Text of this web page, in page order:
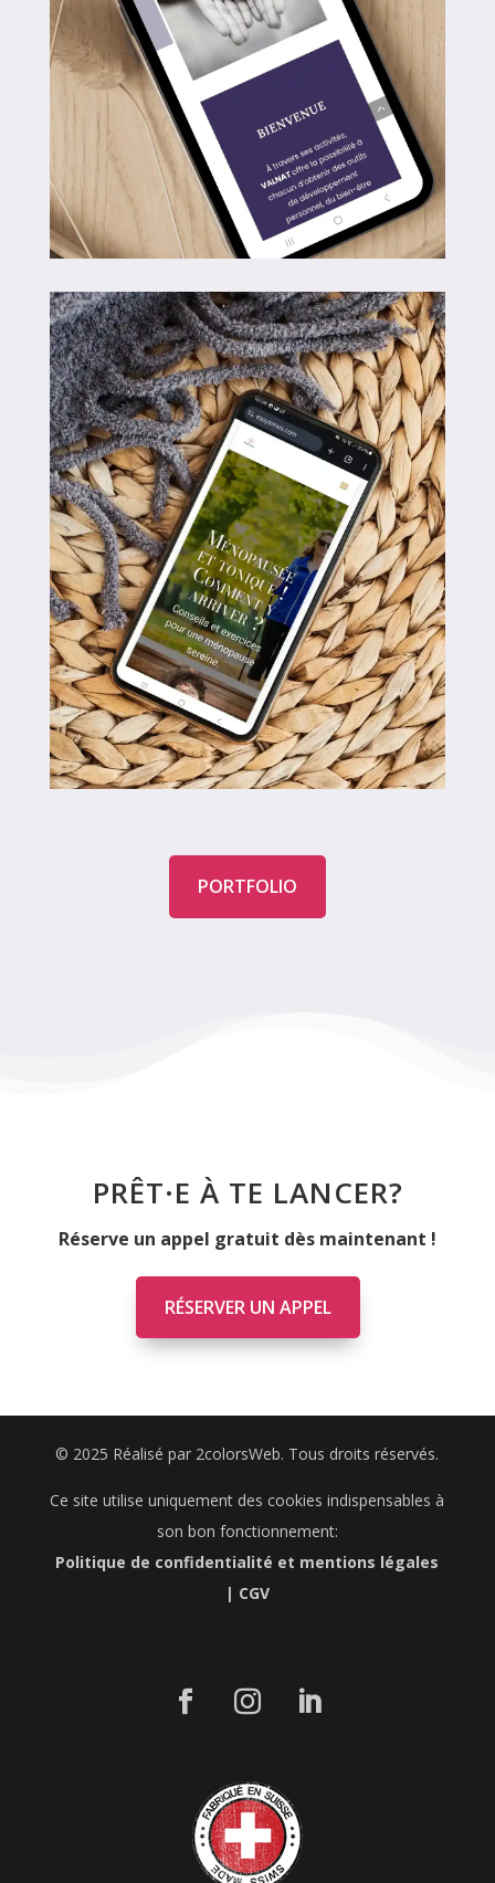
PORTFOLIO
PRÊT·E À TE LANCER?
Réserve un appel gratuit dès maintenant !
RÉSERVER UN APPEL
© 2025 Réalisé par 2colorsWeb. Tous droits réservés.
Ce site utilise uniquement des cookies indispensables à
son bon fonctionnement:
Politique de confidentialité et mentions légales
| CGV